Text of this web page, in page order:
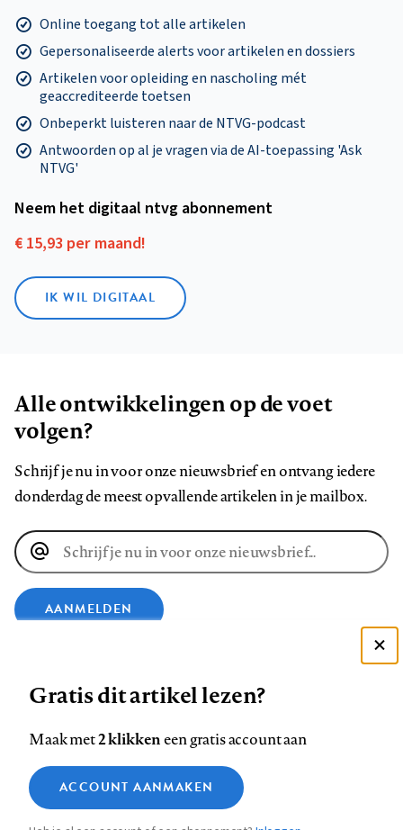
Online toegang tot alle artikelen
Gepersonaliseerde alerts voor artikelen en dossiers
Artikelen voor opleiding en nascholing mét
geaccrediteerde toetsen
Onbeperkt luisteren naar de NTVG-podcast
Antwoorden op al je vragen via de AI-toepassing 'Ask
NTVG'
Neem het digitaal ntvg abonnement
€ 15,93 per maand!
IK WIL DIGITAAL
Alle ontwikkelingen op de voet
volgen?
Schrijf je nu in voor onze nieuwsbrief en ontvang iedere
donderdag de meest opvallende artikelen in je mailbox.
E-
mailadres
AANMELDEN
op
Facebook
op
LinkedIn
op
Bluesky
ons
op
InstagramYouTube
Footer
Contact Colofon Disclaimer Privacy
Medische vragen verdienen
betrouwbare antwoorden
Zie onze cookie policy
Analytische cookies
Gratis dit artikel lezen?
Maak met2 klikkeneen gratis account aan
ACCOUNT AANMAKEN